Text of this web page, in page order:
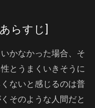
らすじ]
かなかった場合、そ
とうまくいきそうに
ないと感じるのは普
そのような人間だと